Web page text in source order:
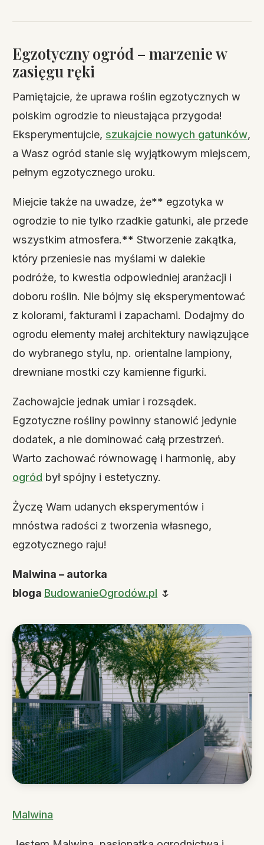
Egzotyczny ogród – marzenie w
zasięgu ręki
Pamiętajcie, że uprawa roślin egzotycznych w
polskim ogrodzie to nieustająca przygoda!
Eksperymentujcie,szukajcie nowych gatunków,
a Wasz ogród stanie się wyjątkowym miejscem,
pełnym egzotycznego uroku.
Miejcie także na uwadze, że** egzotyka w
ogrodzie to nie tylko rzadkie gatunki, ale przede
wszystkim atmosfera.** Stworzenie zakątka,
który przeniesie nas myślami w dalekie
podróże, to kwestia odpowiedniej aranżacji i
doboru roślin. Nie bójmy się eksperymentować
z kolorami, fakturami i zapachami. Dodajmy do
ogrodu elementy małej architektury nawiązujące
do wybranego stylu, np. orientalne lampiony,
drewniane mostki czy kamienne figurki.
Zachowajcie jednak umiar i rozsądek.
Egzotyczne rośliny powinny stanowić jedynie
dodatek, a nie dominować całą przestrzeń.
Warto zachować równowagę i harmonię, aby
ogród był spójny i estetyczny.
Życzę Wam udanych eksperymentów i
mnóstwa radości z tworzenia własnego,
egzotycznego raju!
Malwina – autorka
bloga BudowanieOgrodów.pl 🌷
Malwina